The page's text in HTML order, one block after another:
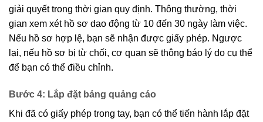
giải quyết trong thời gian quy định. Thông thường, thời
gian xem xét hồ sơ dao động từ 10 đến 30 ngày làm việc.
Nếu hồ sơ hợp lệ, bạn sẽ nhận được giấy phép. Ngược
lại, nếu hồ sơ bị từ chối, cơ quan sẽ thông báo lý do cụ thể
để bạn có thể điều chỉnh.
Bước 4: Lắp đặt bảng quảng cáo
Khi đã có giấy phép trong tay, bạn có thể tiến hành lắp đặt